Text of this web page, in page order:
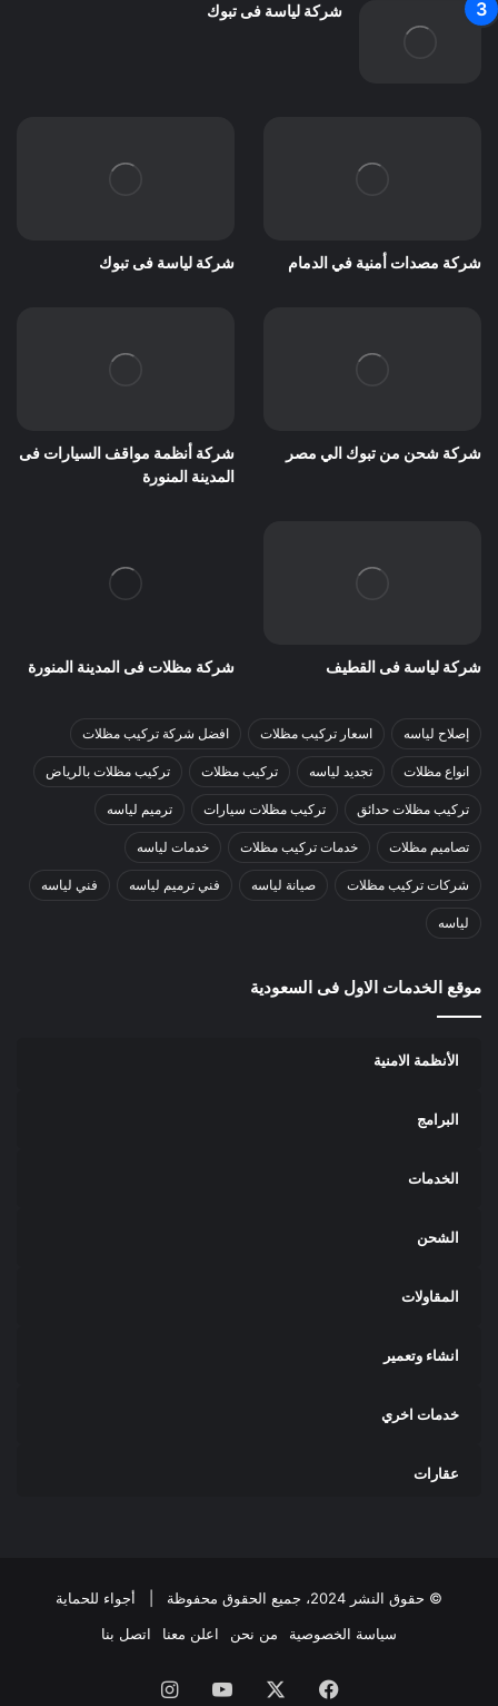
شركة لياسة فى تبوك
شركة مصدات أمنية في الدمام شركة لياسة فى تبوك
شركة شحن من تبوك الي مصر
شركة أنظمة مواقف السيارات فى
المدينة المنورة
شركة لياسة فى القطيف شركة مظلات فى المدينة المنورة
إصلاح لياسه اسعار تركيب مظلات افضل شركة تركيب مظلات
انواع مظلات تجديد لياسه تركيب مظلات تركيب مظلات بالرياض
تركيب مظلات حدائق تركيب مظلات سيارات ترميم لياسه
تصاميم مظلات خدمات تركيب مظلات خدمات لياسه
شركات تركيب مظلات صيانة لياسه فني ترميم لياسه فني لياسه
لياسه
موقع الخدمات الاول فى السعودية
الأنظمة الامنية
البرامج
الخدمات
الشحن
المقاولات
انشاء وتعمير
خدمات اخري
عقارات
© حقوق النشر 2024، جميع الحقوق محفوظة |
أجواء للحماية
سياسة الخصوصية
من نحن اعلن معنا اتصل بنا
فيسبوك ‫YouTubeانستقرام